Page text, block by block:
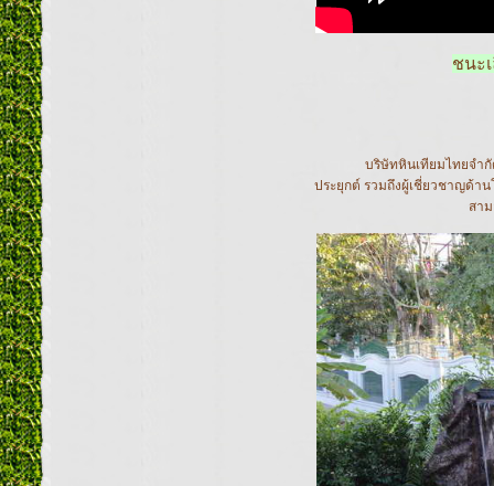
ชนะ
บริษัทหินเทียมไทยจำกัด เกิ
ประยุกต์ รวมถึงผู้เชี่ยวชาญด้า
สา